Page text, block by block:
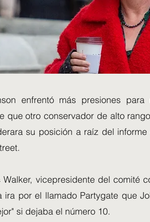
enfrentó más presiones
que otro conservador de alto
su posición a raíz del
Walker, vicepresidente del comité
ira por el llamado Partygate que
si dejaba el número 10.